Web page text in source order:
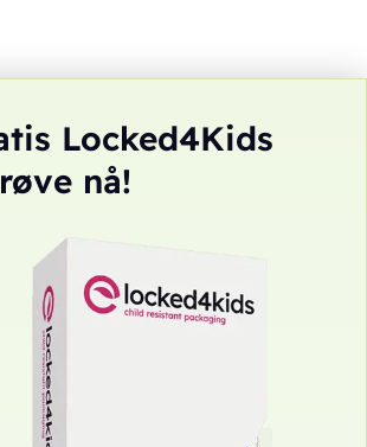
Locked4Kids
nå!